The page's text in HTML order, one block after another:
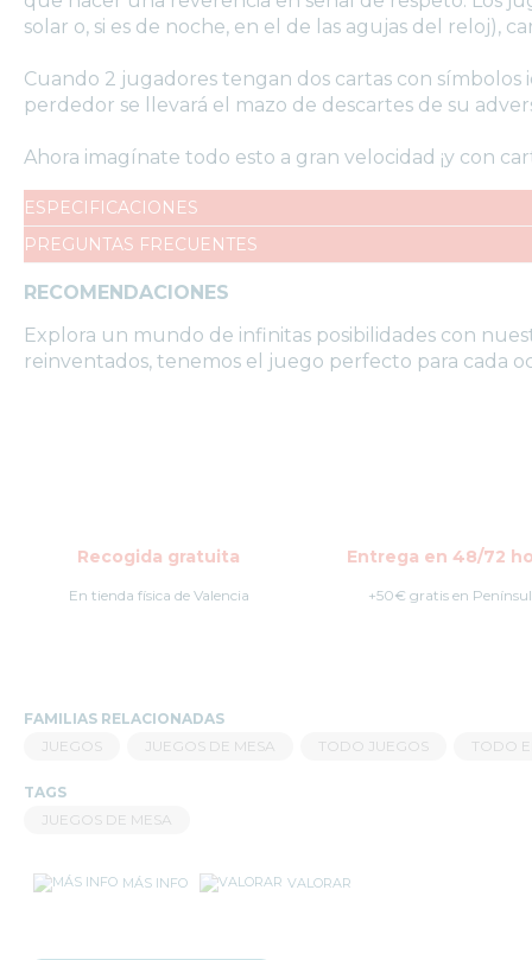
solar o, si es de noche, en el de las agujas del reloj),
Cuando 2 jugadores tengan dos cartas con
perdedor se llevará el mazo de descartes de su
Ahora imagínate todo esto a gran velocidad ¡y con
ESPECIFICACIONES
PREGUNTAS FRECUENTES
RECOMENDACIONES
Explora un mundo de infinitas posibilidades con
reinventados, tenemos el juego perfecto para cada
Recogida gratuita Entrega en 48/72
En tienda física de Valencia +50€ gratis en
FAMILIAS RELACIONADAS
JUEGOS
JUEGOS DE MESA TODO JUEGOS TODO
TAGS
JUEGOS DE MESA
MÁS INFO VALORAR